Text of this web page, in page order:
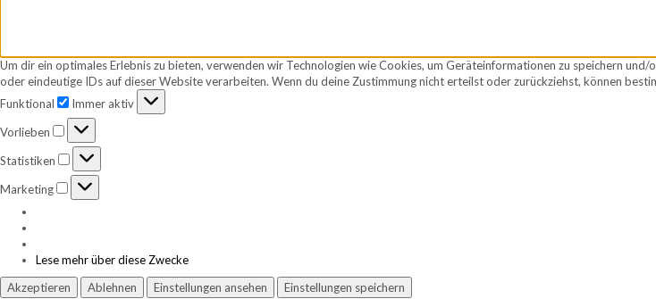
Um dir ein optimales Erlebnis zu bieten, verwenden wir Technologien wie Cookies, um Geräteinformationen zu speichern
oder eindeutige IDs auf dieser Website verarbeiten. Wenn du deine Zustimmung nicht erteilst oder zurückziehst, können
Funktional
Funktional
Immer aktiv
Vorlieben
Vorlieben
Statistiken Statistiken
Marketing Marketing
Lese mehr über diese Zwecke
Akzeptieren
Ablehnen Einstellungen ansehen Einstellungen speichern